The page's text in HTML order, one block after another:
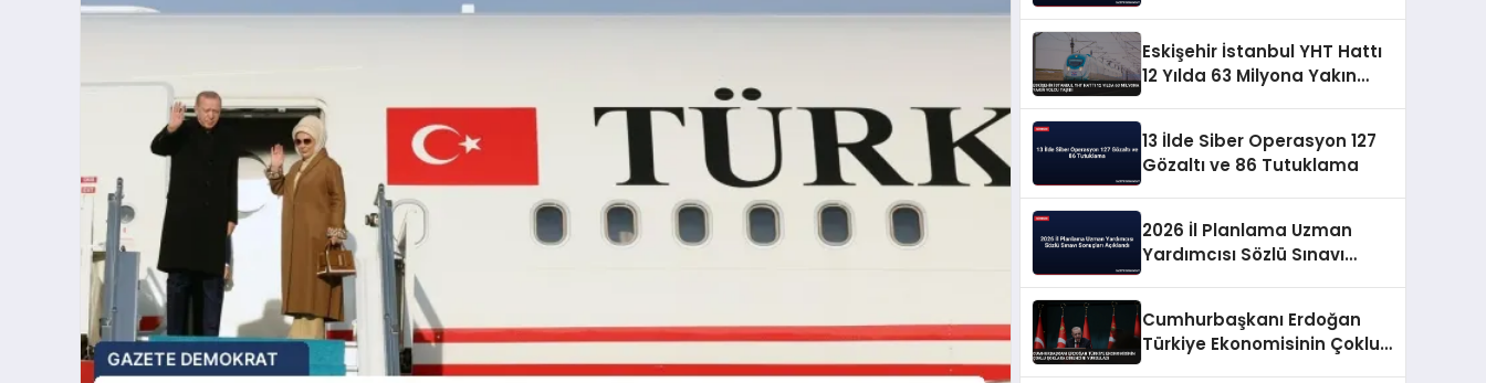
Eskişehir İstanbul YHT Hattı
12 Yılda 63 Milyona Yakın
13 İlde Siber Operasyon 127
Gözaltı ve 86 Tutuklama
2026 İl Planlama Uzman
Yardımcısı Sözlü Sınavı
Cumhurbaşkanı Erdoğan
Türkiye Ekonomisinin Çoklu